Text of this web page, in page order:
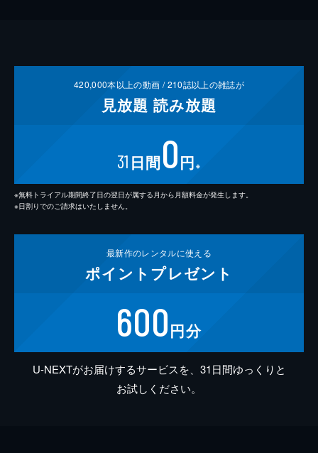
420,000本以上の動画 /210誌以上の雑誌が
見放題 読み放題
31 日間0円 ※
※無料トライアル期間終了日の翌日が属する月から月額料金が発生します。
※日割りでのご請求はいたしません。
最新作のレンタルに使える
ポイント プレゼント
600円分
U-NEXTがお届けするサービスを、31日間ゆっくりと
お試しください。